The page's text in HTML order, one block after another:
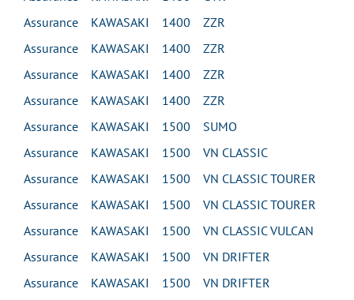
Assurance KAWASAKI 1400 ZZR
Assurance KAWASAKI 1400 ZZR
Assurance KAWASAKI 1400 ZZR
Assurance KAWASAKI 1400 ZZR
Assurance KAWASAKI 1500 SUMO
Assurance KAWASAKI 1500 VN CLASSIC
Assurance KAWASAKI 1500 VN CLASSIC TOURER
Assurance KAWASAKI 1500 VN CLASSIC TOURER
Assurance KAWASAKI 1500 VN CLASSIC VULCAN
Assurance KAWASAKI 1500 VN DRIFTER
Assurance KAWASAKI 1500 VN DRIFTER